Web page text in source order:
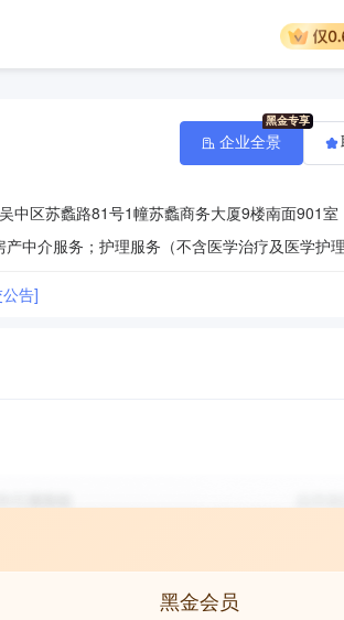
中区苏蠡路81号1幢苏蠡商务大厦9楼南面901室
告]
企业全景
黑金会员